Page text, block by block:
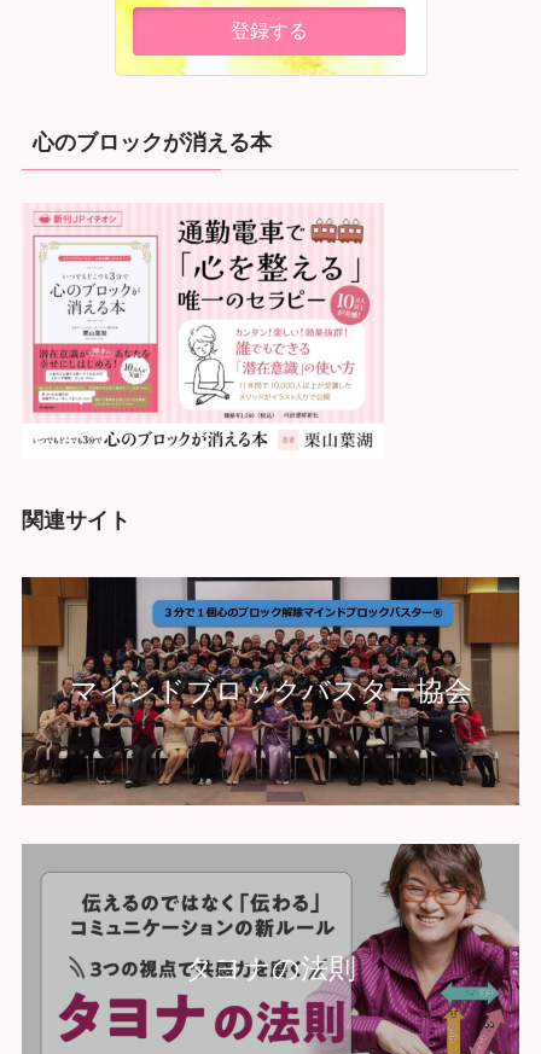
心のブロックが消える本
関連サイト
マインドブロックバスター協会
タヨナの法則